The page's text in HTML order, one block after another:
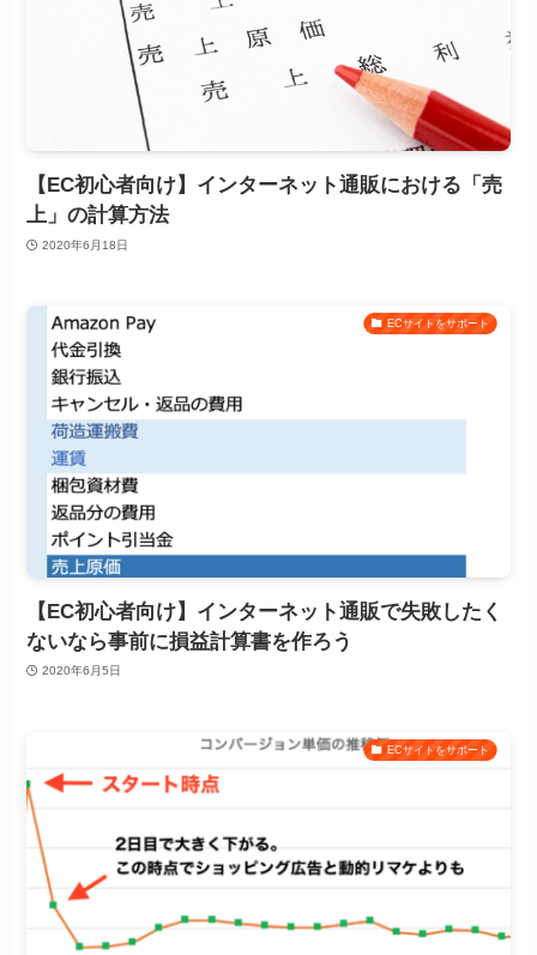
【EC初心者向け】インターネット通販における「売
上」の計算方法
2020年6月18日
ECサイトをサポート
【EC初心者向け】インターネット通販で失敗したく
ないなら事前に損益計算書を作ろう
2020年6月5日
ECサイトをサポート